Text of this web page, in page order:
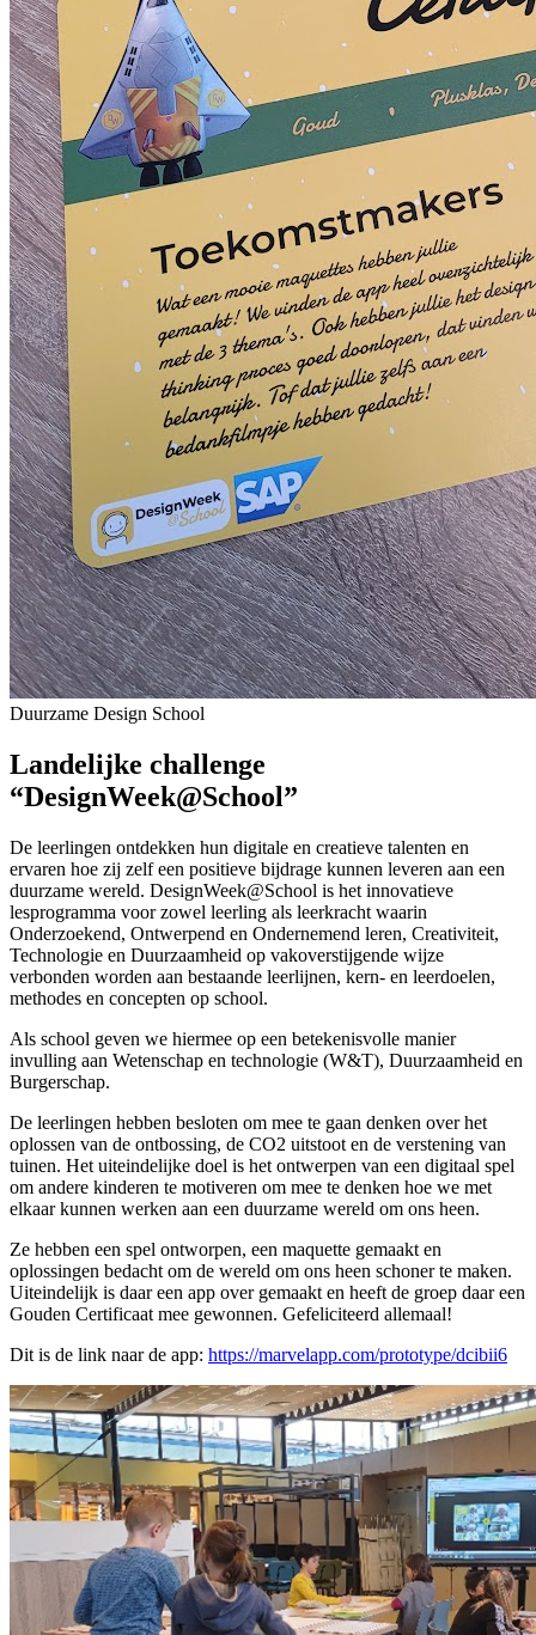
Duurzame Design School
Landelijke challenge
“DesignWeek@School”
De leerlingen ontdekken hun digitale en creatieve talenten en
ervaren hoe zij zelf een positieve bijdrage kunnen leveren aan een
duurzame wereld. DesignWeek@School is het innovatieve
lesprogramma voor zowel leerling als leerkracht waarin
Onderzoekend, Ontwerpend en Ondernemend leren, Creativiteit,
Technologie en Duurzaamheid op vakoverstijgende wijze
verbonden worden aan bestaande leerlijnen, kern- en leerdoelen,
methodes en concepten op school.
Als school geven we hiermee op een betekenisvolle manier
invulling aan Wetenschap en technologie (W&T), Duurzaamheid en
Burgerschap.
De leerlingen hebben besloten om mee te gaan denken over het
oplossen van de ontbossing, de CO2 uitstoot en de verstening van
tuinen. Het uiteindelijke doel is het ontwerpen van een digitaal spel
om andere kinderen te motiveren om mee te denken hoe we met
elkaar kunnen werken aan een duurzame wereld om ons heen.
Ze hebben een spel ontworpen, een maquette gemaakt en
oplossingen bedacht om de wereld om ons heen schoner te maken.
Uiteindelijk is daar een app over gemaakt en heeft de groep daar een
Gouden Certificaat mee gewonnen. Gefeliciteerd allemaal!
Dit is de link naar de app: https://marvelapp.com/prototype/dcibii6